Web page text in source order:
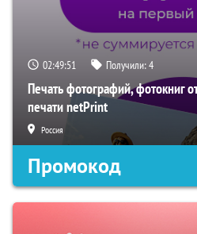
02:49:50 Получили:4
Печать фотографий, фотокниг
печати netPrint
Россия
Промокод